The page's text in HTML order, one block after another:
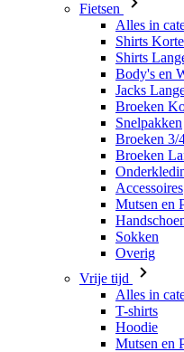
Fietsen
Alles in
Shirts
Shirts
Body's en
Jacks
Broeken
Snelpakken
Broeken 3/
Broeken
Accessoires
Mutsen en
Sokken
Overig
Vrije tijd
Alles in
T-shirts
Hoodie
Mutsen en